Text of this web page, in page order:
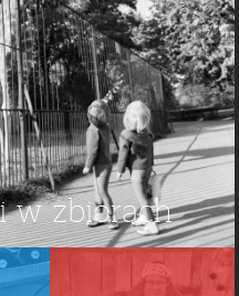
w zbiorach